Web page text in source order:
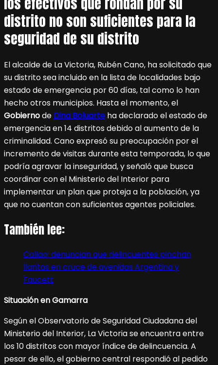
distrito no son suficientes para la
seguridad de su distrito
El alcalde de La Victoria, Rubén Cano, ha solicitado que
su distrito sea incluido en la lista de localidades bajo
estado de emergencia por 60 días, tal como lo han
hecho otros municipios. Hasta el momento, el
Gobiernode Dina Boluarte ha declarado el estado de
emergencia en 14 distritos debido al aumento de la
criminalidad. Cano expresó su preocupación por el
incremento de visitas durante esta temporada, lo que
podría agravar la inseguridad, y señaló que busca
coordinar con el Ministerio del Interior para
implementar un plan que proteja a la población, ya
que no cuentan con suficientes agentes policiales.
También lee:
Callao: denuncian que delincuentes pinchan
llantas en cruce de avenidas Argentina y
Faucett
Situación en Gamarra
Según el Observatorio de Seguridad Ciudadana del
Ministerio del Interior, La Victoria se encuentra entre
los 10 distritos con mayor índice de delincuencia. A
pesar de ello, el gobierno central respondió al pedido